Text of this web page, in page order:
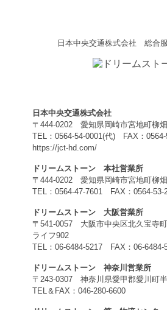
日本中央交通株式会社 総合
日本中央交通株式会社
〒444-0202 愛知県岡崎市宮地町柳
TEL：0564-54-0001(代) FAX：0564-
https://jct-hd.com/
ドリームストーン 本社営業所
〒444-0202 愛知県岡崎市宮地町柳
TEL：0564-47-7601 FAX：0564-53-
ドリームストーン 大阪営業所
〒541-0057 大阪市中央区北久宝寺
ライフ902
TEL：06-6484-5217 FAX：06-6484-
ドリームストーン 神奈川営業所
〒243-0307 神奈川県愛甲郡愛川町
TEL＆FAX：046-280-6600